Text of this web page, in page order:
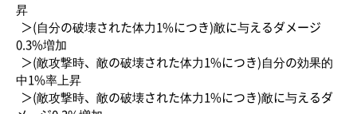
昇
＞(自分の破壊された体力1%につき)敵に与えるダメージ
0.3%増加
＞(敵攻撃時、敵の破壊された体力1%につき)自分の効果的
中1%率上昇
＞(敵攻撃時、敵の破壊された体力1%につき)敵に与えるダ